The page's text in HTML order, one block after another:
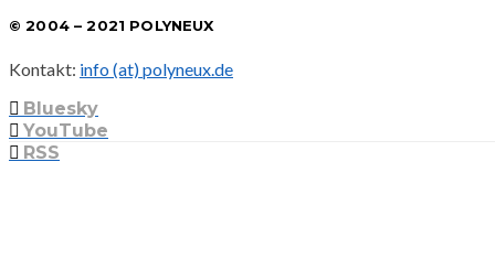
© 2004 – 2021 POLYNEUX
Kontakt: info (at) polyneux.de
Bluesky
YouTube
RSS